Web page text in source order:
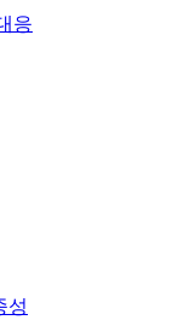
응
성